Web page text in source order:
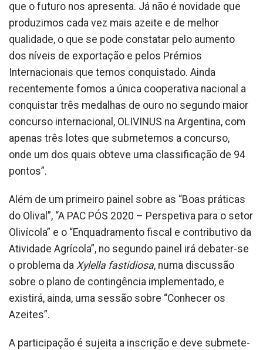
que o futuro nos apresenta. Já não é novidade que
produzimos cada vez mais azeite e de melhor
qualidade, o que se pode constatar pelo aumento
dos níveis de exportação e pelos Prémios
Internacionais que temos conquistado. Ainda
recentemente fomos a única cooperativa nacional a
conquistar três medalhas de ouro no segundo maior
concurso internacional, OLIVINUS na Argentina, com
apenas três lotes que submetemos a concurso,
onde um dos quais obteve uma classificação de 94
pontos”.
Além de um primeiro painel sobre as “Boas práticas
do Olival”, “A PAC PÓS 2020 – Perspetiva para o setor
Olivícola” e o “Enquadramento fiscal e contributivo da
Atividade Agrícola”, no segundo painel irá debater-se
o problema da Xylella fastidiosa, numa discussão
sobre o plano de contingência implementado, e
existirá, ainda, uma sessão sobre “Conhecer os
Azeites”.
A participação é sujeita a inscrição e deve submete-